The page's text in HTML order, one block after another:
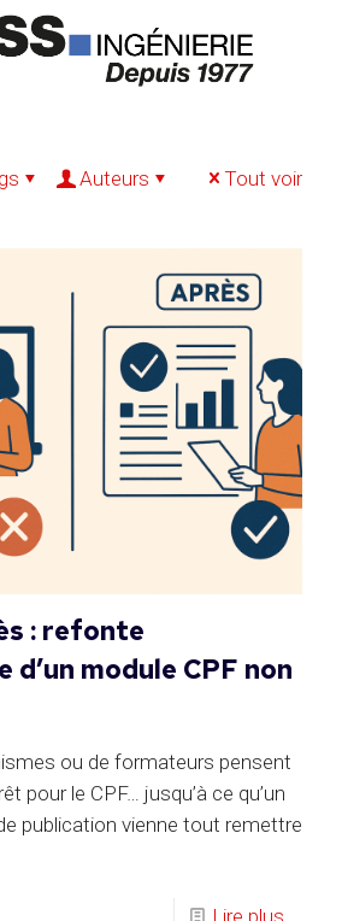
Auteurs Tout voir
: refonte
d’un module CPF non
ou de formateurs pensent
pour le CPF… jusqu’à ce qu’un
publication vienne tout remettre
Lire plus